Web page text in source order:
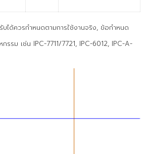
บได้ควรกำหนดตามการใช้งานจริง, ข้อกำหนด
รรม เช่น IPC-7711/7721, IPC-6012, IPC-A-